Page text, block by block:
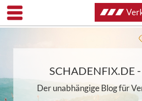
SCHADENFIX.DE
Der unabhängige Blog für